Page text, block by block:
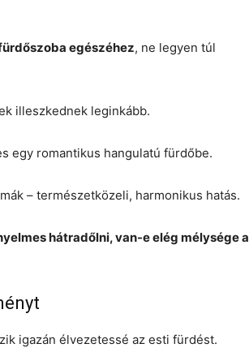
egészéhez, ne legyen túl
illeszkednek leginkább.
egy romantikus hangulatú fürdőbe.
– természetközeli, harmonikus hatás.
hátradőlni, van-e elég mélysége a
igazán élvezetessé az esti fürdést.